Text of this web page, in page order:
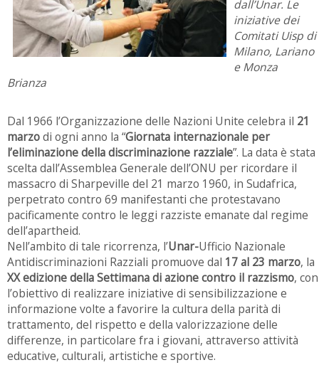
dall’Unar. Le
iniziative dei
Comitati Uisp di
Milano, Lariano
e Monza
Brianza
Dal 1966 l’Organizzazione delle Nazioni Unite celebra il 21
marzodi ogni anno la “Giornata internazionale per
l’eliminazione della discriminazione razziale”. La data è stata
scelta dall’Assemblea Generale dell’ONU per ricordare il
massacro di Sharpeville del 21 marzo 1960, in Sudafrica,
perpetrato contro 69 manifestanti che protestavano
pacificamente contro le leggi razziste emanate dal regime
dell’apartheid.
Nell’ambito di tale ricorrenza, l’Unar-Ufficio Nazionale
Antidiscriminazioni Razziali promuove dal 17 al 23 marzo, la
XX edizione della Settimana di azione contro il razzismo, con
l’obiettivo di realizzare iniziative di sensibilizzazione e
informazione volte a favorire la cultura della parità di
trattamento, del rispetto e della valorizzazione delle
differenze, in particolare fra i giovani, attraverso attività
educative, culturali, artistiche e sportive.